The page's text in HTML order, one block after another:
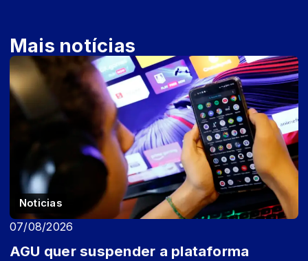
Mais notícias
Noticias
07/08/2026
AGU quer suspender a plataforma